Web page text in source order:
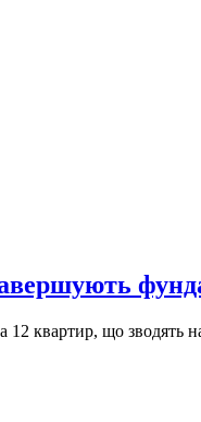
квартир, що зводять